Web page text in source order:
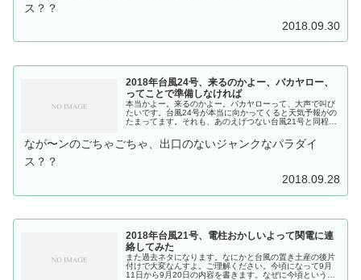
ス？？
2018.09.30
2018年台風24号、来るのかよー、バカヤロー、
ってことで準備しなければ
本当かよー。来るのかよー。バカヤローって、大声で叫び
たいです。台風24号が本当に向かってくると天気予報がの
たまってます。それも、あのえげつない台風21号と同程度
(大阪府泉佐野市です)家屋はブルーシートをかぶったま
ま。田畑にはボロボロのビニールハウスが残っていると
なが〜ンのごちゃごちゃ、出口のないジャンクなパラダイ
ス？？
2018.09.28
2018年台風21号、電柱おかしいよって関電に連
絡してみた
また過去ネタになります。なにかと台風の置き土産の後片
付けで大変なんすよ。ご理解ください。今頃になって9月
11日から9月20日の内容を書きます。なぜに今頃というの